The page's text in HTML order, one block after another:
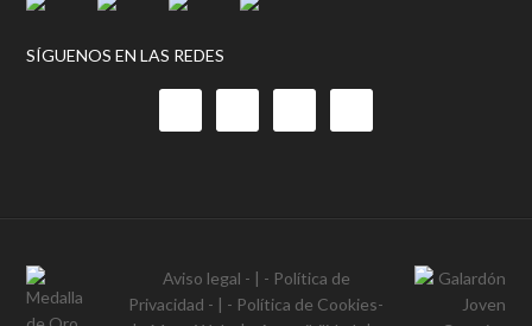
SÍGUENOS EN LAS REDES
Aviso legal - | - Política de
Privacidad - | - Política de Cookies-